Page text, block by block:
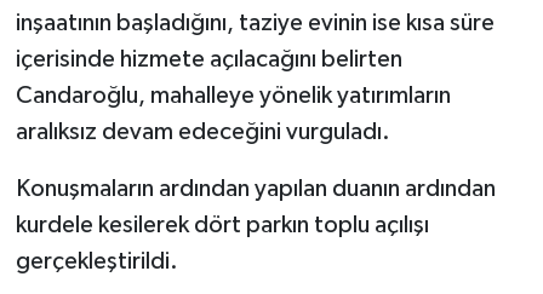
inşaatının başladığını, taziye evinin ise kısa süre
içerisinde hizmete açılacağını belirten
Candaroğlu, mahalleye yönelik yatırımların
aralıksız devam edeceğini vurguladı.
Konuşmaların ardından yapılan duanın ardından
kurdele kesilerek dört parkın toplu açılışı
gerçekleştirildi.